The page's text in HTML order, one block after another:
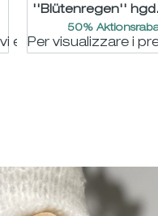
essere registrato
''Blütenregen''
weiß sort. ø10
50%
Per visualizzare i